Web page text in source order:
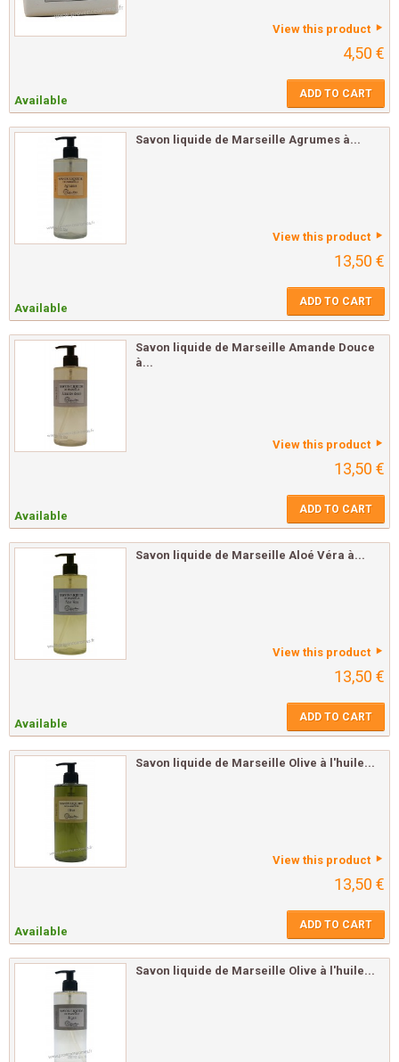
View this product
4,50 €
Available ADD TO CART
Savon liquide de Marseille Agrumes à...
View this product
13,50 €
Available ADD TO CART
Savon liquide de Marseille Amande Douce
à...
View this product
13,50 €
Available ADD TO CART
Savon liquide de Marseille Aloé Véra à...
View this product
13,50 €
Available ADD TO CART
Savon liquide de Marseille Olive à l'huile...
View this product
13,50 €
Available ADD TO CART
Savon liquide de Marseille Olive à l'huile...